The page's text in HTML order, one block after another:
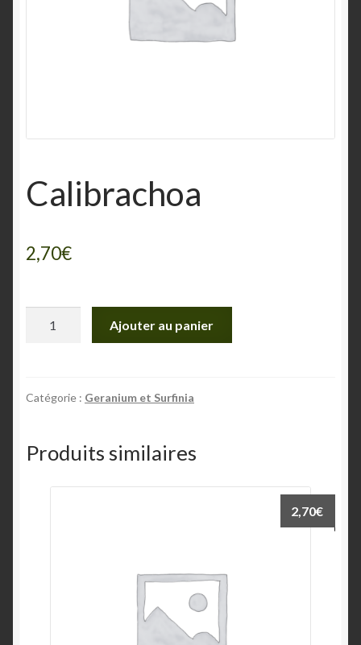
Calibrachoa
2,70€
Ajouter au panier
Catégorie : Geranium et Surfinia
Produits similaires
2,70€